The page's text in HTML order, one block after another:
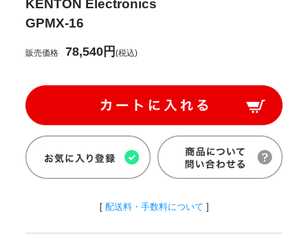
KENTON Electronics
GPMX-16
販売価格 78,540円(税込)
[ 配送料・手数料について ]